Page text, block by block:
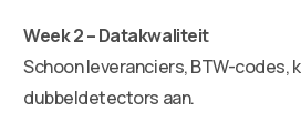
Week 2 – Datakwaliteit
Schoon leveranciers, BTW-codes,
dubbeldetectors aan.